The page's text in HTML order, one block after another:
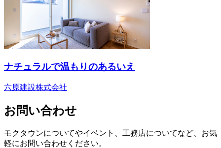
ナチュラルで温もりのあるいえ
六原建設株式会社
お問い合わせ
モクタウンについてやイベント、工務店についてなど、お気
軽にお問い合わせください。